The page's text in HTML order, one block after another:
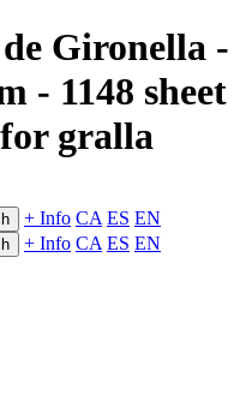
Gironella -
- 1148 sheet
gralla
+ Info CA ES EN
+ Info CA ES EN